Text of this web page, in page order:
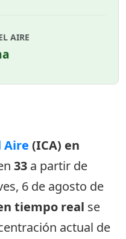
AIRE
Aire (ICA) en
33 a partir de
6 de agosto de
tiempo real se
actual de